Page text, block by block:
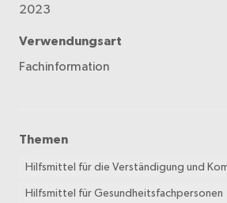
2023
Verwendungsart
Fachinformation
Themen
Hilfsmittel für die Verständigung und
Hilfsmittel für Gesundheitsfachpersonen